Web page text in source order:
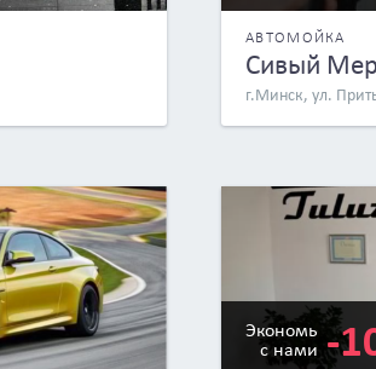
АВТОМОЙКА
Сивый
г.Минск, ул.
Экономь
с нами -